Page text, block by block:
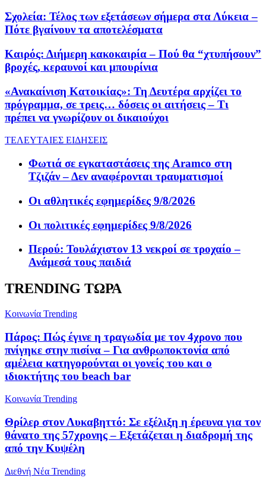
Σχολεία: Τέλος των εξετάσεων σήμερα στα Λύκεια –
Πότε βγαίνουν τα αποτελέσματα
Καιρός: Διήμερη κακοκαιρία – Πού θα “χτυπήσουν”
βροχές, κεραυνοί και μπουρίνια
«Ανακαίνιση Κατοικίας»: Τη Δευτέρα αρχίζει το
πρόγραμμα, σε τρεις… δόσεις οι αιτήσεις – Τι
πρέπει να γνωρίζουν οι δικαιούχοι
ΤΕΛΕΥΤΑΙΕΣ ΕΙΔΗΣΕΙΣ
Φωτιά σε εγκαταστάσεις της Aramco στη
Τζιζάν – Δεν αναφέρονται τραυματισμοί
Οι αθλητικές εφημερίδες 9/8/2026
Οι πολιτικές εφημερίδες 9/8/2026
Περού: Τουλάχιστον 13 νεκροί σε τροχαίο –
Ανάμεσά τους παιδιά
TRENDING ΤΩΡΑ
Κοινωνία Trending
Πάρος: Πώς έγινε η τραγωδία με τον 4χρονο που
πνίγηκε στην πισίνα – Για ανθρωποκτονία από
αμέλεια κατηγορούνται οι γονείς του και ο
ιδιοκτήτης του beach bar
Κοινωνία Trending
Θρίλερ στον Λυκαβηττό: Σε εξέλιξη η έρευνα για τον
θάνατο της 57χρονης – Εξετάζεται η διαδρομή της
από την Κυψέλη
Διεθνή Νέα Trending